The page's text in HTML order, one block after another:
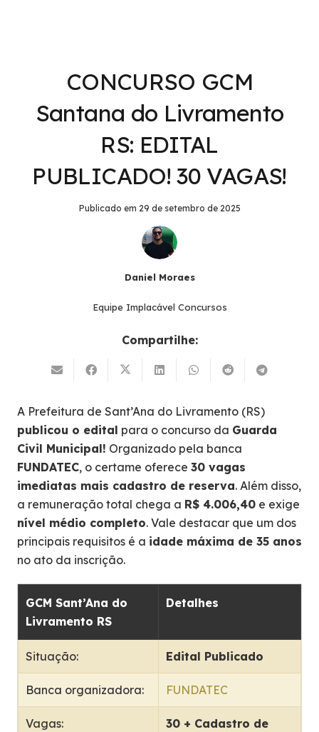
CONCURSO GCM
Santana do Livramento
RS: EDITAL
PUBLICADO! 30 VAGAS!
Publicado em 29 de setembro de 2025
Daniel Moraes
Equipe Implacável Concursos
Compartilhe:
A Prefeitura de Sant’Ana do Livramento (RS)
publicou o edital para o concurso da Guarda
Civil Municipal! Organizado pela banca
FUNDATEC, o certame oferece 30 vagas
imediatas mais cadastro de reserva. Além disso,
a remuneração total chega a R$ 4.006,40 e exige
nível médio completo. Vale destacar que um dos
principais requisitos é a idade máxima de 35 anos
no ato da inscrição.
GCM Sant’Ana do
Livramento RS
Detalhes
Situação: Edital Publicado
Banca organizadora: FUNDATEC
Vagas:
30 + Cadastro de